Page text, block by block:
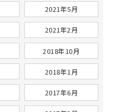
2021年5月
2021年2月
2018年10月
2018年1月
2017年6月